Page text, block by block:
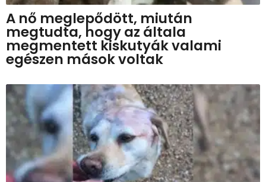
A nő meglepődött, miután
megtudta, hogy az általa
megmentett kiskutyák valami
egészen mások voltak